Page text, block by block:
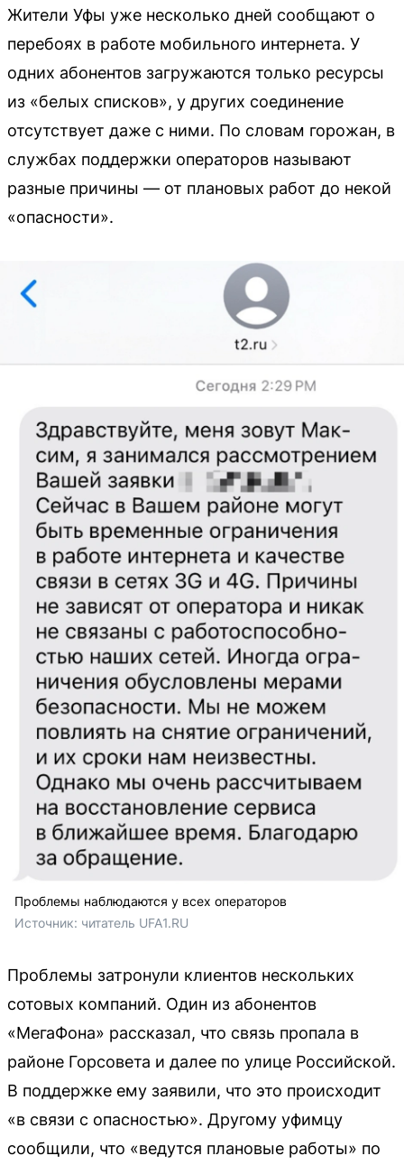
Жители Уфы уже несколько дней сообщают о
перебоях в работе мобильного интернета. У
одних абонентов загружаются только ресурсы
из «белых списков», у других соединение
отсутствует даже с ними. По словам горожан, в
службах поддержки операторов называют
разные причины — от плановых работ до некой
«опасности».
Проблемы наблюдаются у всех операторов
Источник: читатель UFA1.RU
Проблемы затронули клиентов нескольких
сотовых компаний. Один из абонентов
«МегаФона» рассказал, что связь пропала в
районе Горсовета и далее по улице Российской.
В поддержке ему заявили, что это происходит
«в связи с опасностью». Другому уфимцу
сообщили, что «ведутся плановые работы» по